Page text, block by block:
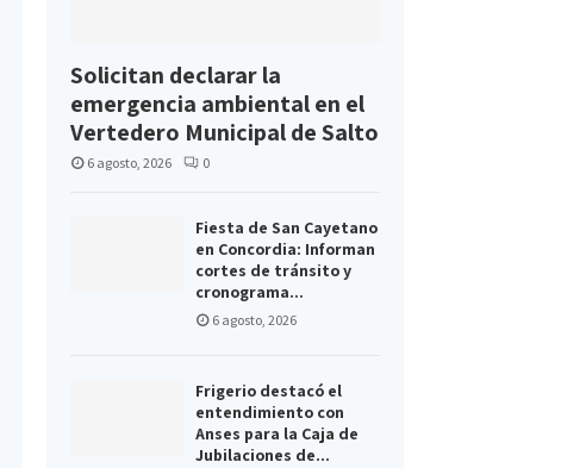
Solicitan declarar la
emergencia ambiental en el
Vertedero Municipal de Salto
6 agosto, 2026 0
Fiesta de San Cayetano
en Concordia: Informan
cortes de tránsito y
cronograma...
6 agosto, 2026
Frigerio destacó el
entendimiento con
Anses para la Caja de
Jubilaciones de...